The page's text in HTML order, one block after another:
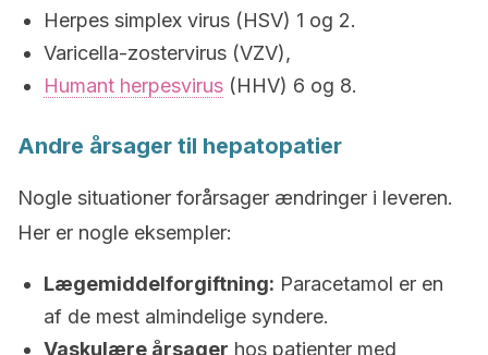
Herpes simplex virus (HSV) 1 og 2.
Varicella-zostervirus (VZV),
Humant herpesvirus (HHV) 6 og 8.
Andre årsager til hepatopatier
Nogle situationer forårsager ændringer i leveren.
Her er nogle eksempler:
Lægemiddelforgiftning: Paracetamol er en
af de mest almindelige syndere.
Vaskulære årsager hos patienter med